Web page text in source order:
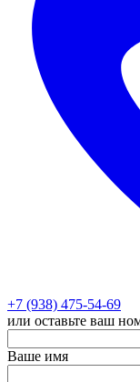
+7 (938) 475-54-69
или оставьте ваш
Ваше имя